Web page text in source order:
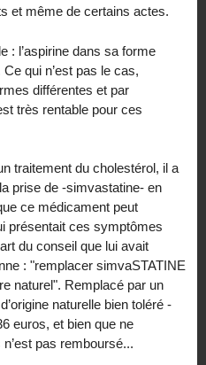
et même de certains actes.
: l’aspirine dans sa forme
qui n’est pas le cas,
différentes et par
très rentable pour ces
traitement du cholestérol, il a
prise de -simvastatine- en
ce médicament peut
présentait ces symptômes
du conseil que lui avait
: "remplacer simvaSTATINE
naturel". Remplacé par un
naturelle bien toléré -
euros, et bien que ne
pas remboursé...